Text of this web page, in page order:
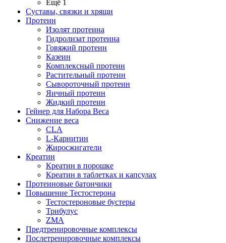
Ещё 1
Суставы, связки и хрящи
Протеин
Изолят протеина
Гидролизат протеина
Говяжий протеин
Казеин
Комплексный протеин
Растительный протеин
Сывороточный протеин
Яичный протеин
Жидкий протеин
Гейнер для Набора Веса
Снижение веса
CLA
L-Карнитин
Жиросжигатели
Креатин
Креатин в порошке
Креатин в таблетках и капсулах
Протеиновые батончики
Повышение Тестостерона
Тестостероновые бустеры
Трибулус
ZMA
Предтренировочные комплексы
Послетренировочные комплексы